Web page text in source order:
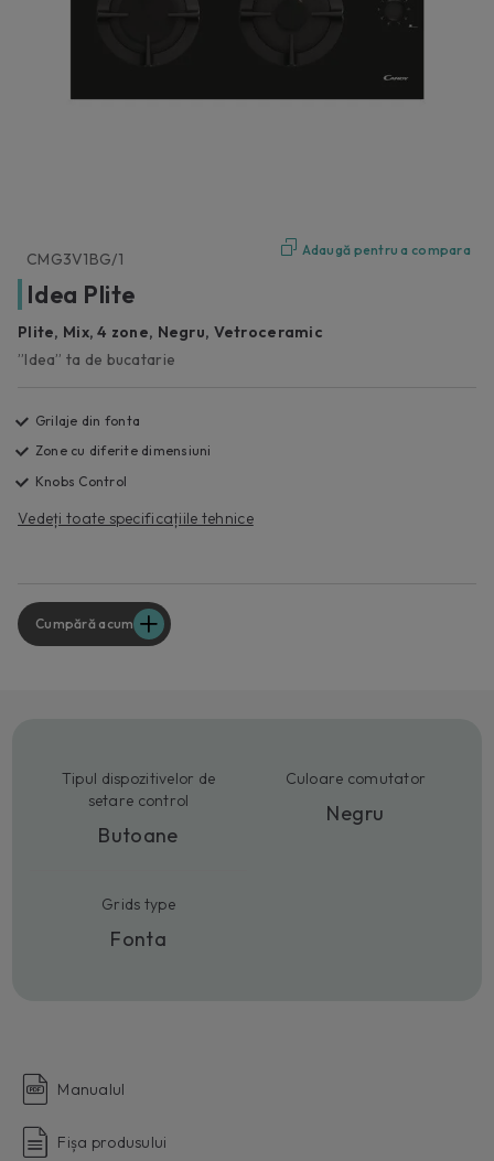
Adaugă pentru a compara
CMG3V1BG/1
Idea Plite
Plite, Mix, 4 zone, Negru, Vetroceramic
”Idea” ta de bucatarie
Grilaje din fonta
Zone cu diferite dimensiuni
Knobs Control
Vedeți toate specificațiile tehnice
Cumpără acum
Tipul dispozitivelor de
setare control
Butoane
Culoare comutator
Negru
Grids type
Fonta
Manualul
Fișa produsului